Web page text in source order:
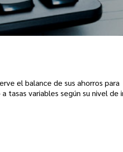
el balance de sus ahorros para
tasas variables según su nivel de